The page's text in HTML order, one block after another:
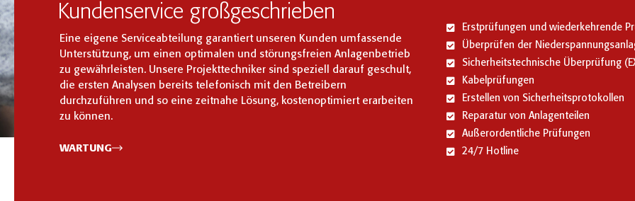
Kundenservice großgeschrieben
Eine eigene Serviceabteilung garantiert unseren Kunden umfassende
Unterstützung, um einen optimalen und störungsfreien Anlagenbetrieb
zu gewährleisten. Unsere Projekttechniker sind speziell darauf geschult,
die ersten Analysen bereits telefonisch mit den Betreibern
durchzuführen und so eine zeitnahe Lösung, kostenoptimiert erarbeiten
zu können.
WARTUNG
Erstprüfungen und wiederkehrende
Überprüfen der
Sicherheitstechnische Überprüfung
Kabelprüfungen
Erstellen von Sicherheitsprotokollen
Reparatur von Anlagenteilen
Außerordentliche Prüfungen
24/7 Hotline